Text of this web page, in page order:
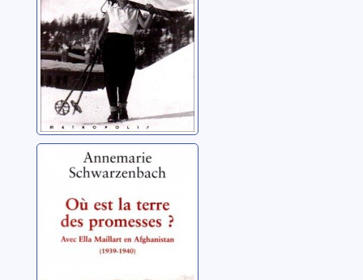
Où est la terre
des promesses ?
Avec Ella Maillart
en Afghanistan:
(1939-1940)
Schwarzenbach,
Annemarie